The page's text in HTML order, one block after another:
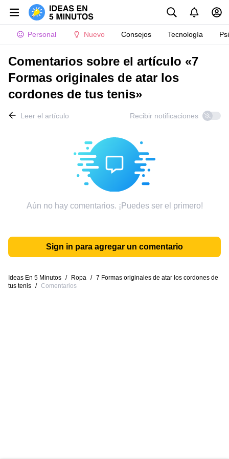
Personal Nuevo Consejos Tecnología
Comentarios sobre el artículo «7
Formas originales de atar los
cordones de tus tenis»
Leer el artículo Recibir notificaciones
Aún no hay comentarios. ¡Puedes ser el primero!
Sign in para agregar un comentario
Ideas En 5 Minutos / Ropa / 7 Formas originales de atar los cordones de
tus tenis / Comentarios